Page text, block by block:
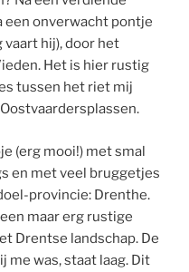
een onverwacht pontje
vaart hij), door het
Het is hier rustig
tussen het riet mij
(erg mooi!) met smal
en met veel bruggetjes
provincie: Drenthe.
maar erg rustige
Drentse landschap. De
me was, staat laag. Dit